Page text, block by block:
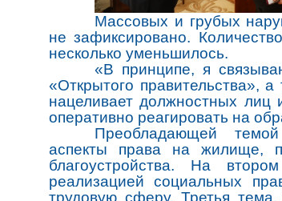
Массовых и грубых
не зафиксировано.
несколько уменьшилось.
«В принципе, я
«Открытого правительства»,
нацеливает должностных лиц
оперативно реагировать на
Преобладающей
аспекты права на жилище,
благоустройства. На
реализацией социальных
трудовую сферу. Третья